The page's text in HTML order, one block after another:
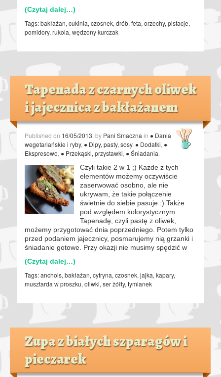
(Czytaj dalej…)
Tags:bakłażan, cukinia, czosnek, drób, feta, orzechy, pistacje,
pomidory, rukola, wędzony kurczak
Tapenada z czarnych oliwek
i jajecznica z bakłażanem
Published on 16/05/2013 , by Pani Smaczna in ● Dania
wegetariańskie i ryby, ● Dipy, pasty, sosy, ● Dodatki ●
Ekspresowo ● Przekąski, przystawki ● Śniadania
Czyli takie 2 w 1 ;) Każde z tych
elementów możemy oczywiście
zaserwować osobno, ale nie
ukrywam, że takie połączenie
świetnie do siebie pasuje :) Także
pod względem kolorystycznym.
Tapenadę, czyli pastę z oliwek,
możemy przygotować dnia poprzedniego. Potem tylko
przed podaniem jajecznicy, posmarujemy nią grzanki i
śniadanie gotowe. Przy okazji nie musimy spędzić w
(Czytaj dalej…)
Tags:anchois, bakłażan, cytryna, czosnek, jajka, kapary,
musztarda w proszku, oliwki, ser żółty, tymianek
Zupa z białych szparagów i
pieczarek